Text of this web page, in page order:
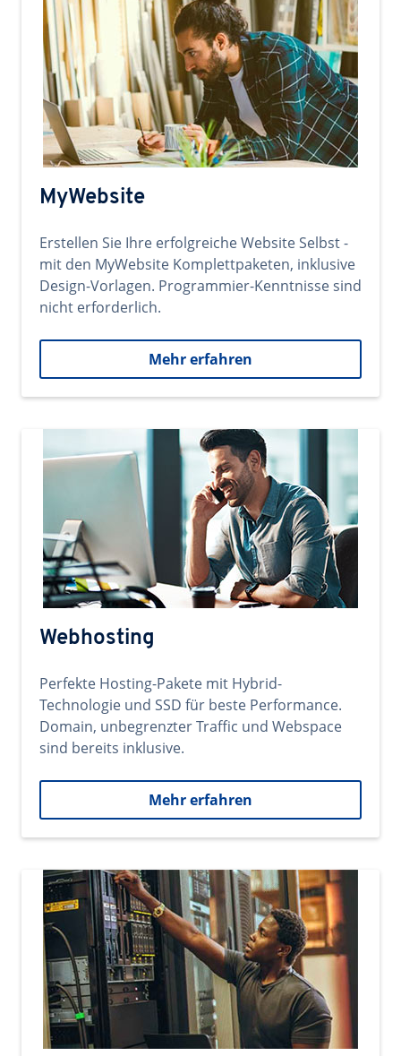
MyWebsite
Erstellen Sie Ihre erfolgreiche Website Selbst -
mit den MyWebsite Komplettpaketen, inklusive
Design-Vorlagen. Programmier-Kenntnisse sind
nicht erforderlich.
Mehr erfahren
Webhosting
Perfekte Hosting-Pakete mit Hybrid-
Technologie und SSD für beste Performance.
Domain, unbegrenzter Traffic und Webspace
sind bereits inklusive.
Mehr erfahren